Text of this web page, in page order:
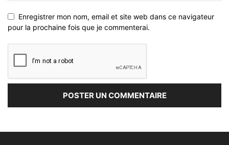
Enregistrer mon nom, email et site web dans ce navigateur
pour la prochaine fois que je commenterai.